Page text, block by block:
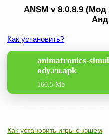
ANSM v 8.0.8.9
Как установить?
animatronics-
ody.ru.apk
160.5 Mb
Как установить игры с кэшем